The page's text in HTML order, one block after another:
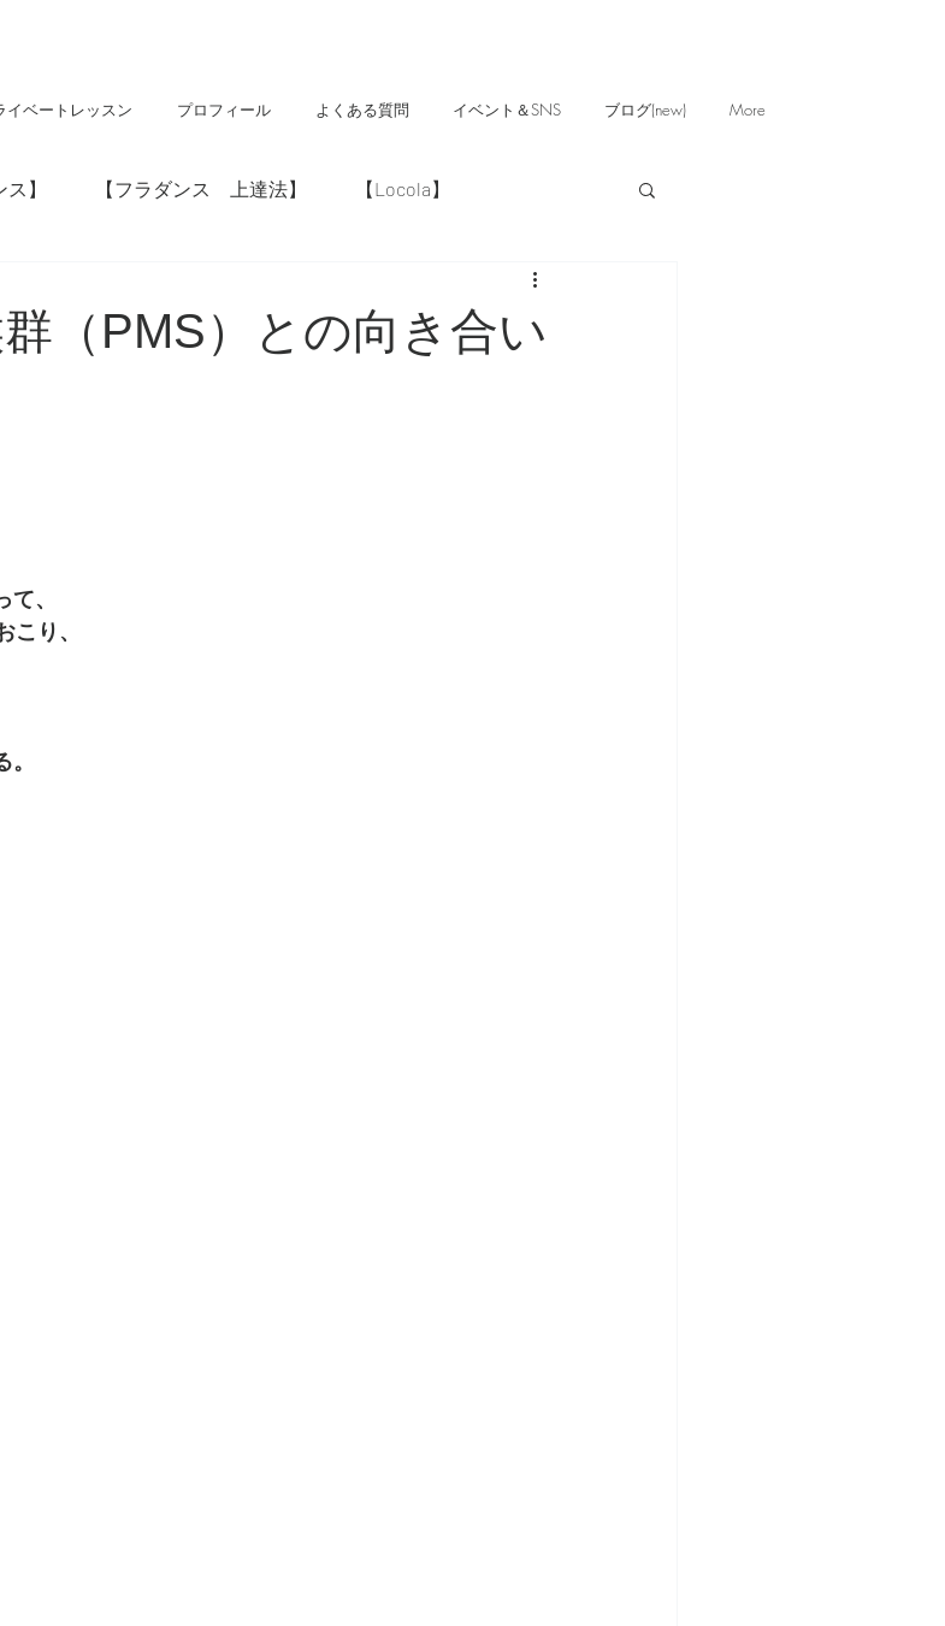
イベートレッスン プロフィール よくある質問 イベント＆SNS ブログ(new) More
】 【フラダンス 上達法】 【Locola】
閣】
（PMS）との向き合い
、
こり、